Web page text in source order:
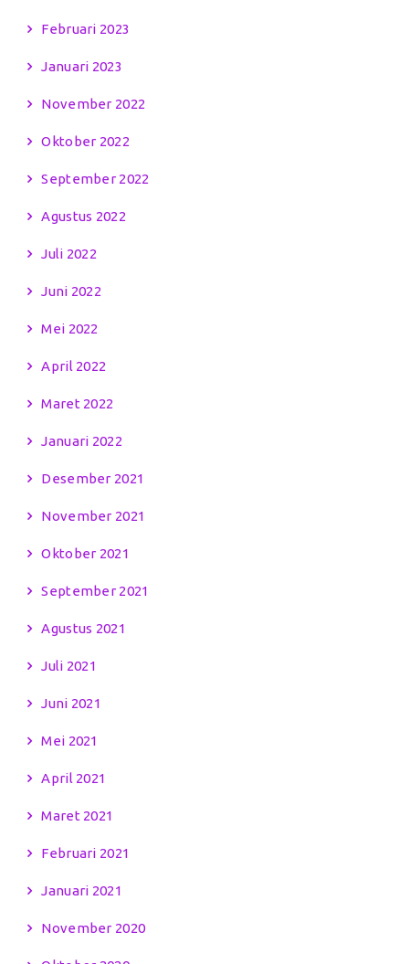
Februari 2023
Januari 2023
November 2022
Oktober 2022
September 2022
Agustus 2022
Juli 2022
Juni 2022
Mei 2022
April 2022
Maret 2022
Januari 2022
Desember 2021
November 2021
Oktober 2021
September 2021
Agustus 2021
Juli 2021
Juni 2021
Mei 2021
April 2021
Maret 2021
Februari 2021
Januari 2021
November 2020